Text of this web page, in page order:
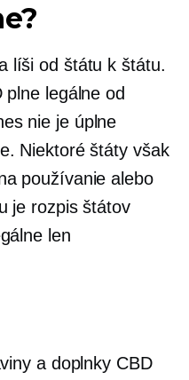
líši od štátu k štátu.
legálne od
nie je úplne
Niektoré štáty však
používanie alebo
je rozpis štátov
len
a doplnky CBD